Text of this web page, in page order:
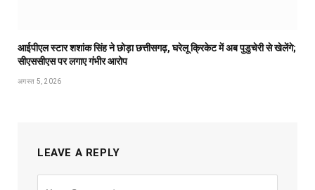
आईपीएल स्टार शशांक सिंह ने छोड़ा छत्तीसगढ़, घरेलू क्रिकेट में अब पुडुचेरी से खेलेंगे;
सीएससीएस पर लगाए गंभीर आरोप
अगस्त 5, 2026
LEAVE A REPLY